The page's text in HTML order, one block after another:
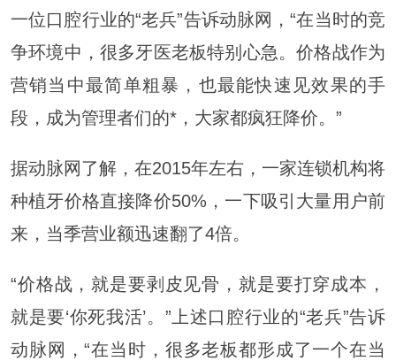
一位口腔行业的“老兵”告诉动脉网，“在当时的竞
争环境中，很多牙医老板特别心急。价格战作为
营销当中最简单粗暴，也最能快速见效果的手
段，成为管理者们的*，大家都疯狂降价。”
据动脉网了解，在2015年左右，一家连锁机构将
种植牙价格直接降价50%，一下吸引大量用户前
来，当季营业额迅速翻了4倍。
“价格战，就是要剥皮见骨，就是要打穿成本，
就是要‘你死我活’。”上述口腔行业的“老兵”告诉
动脉网，“在当时，很多老板都形成了一个在当